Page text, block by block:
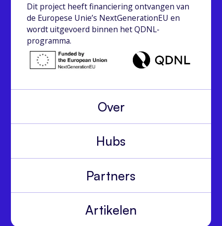
Dit project heeft financiering ontvangen van
de Europese Unie’s NextGenerationEU en
wordt uitgevoerd binnen het QDNL-
programma.
Over
Hubs
Partners
Artikelen